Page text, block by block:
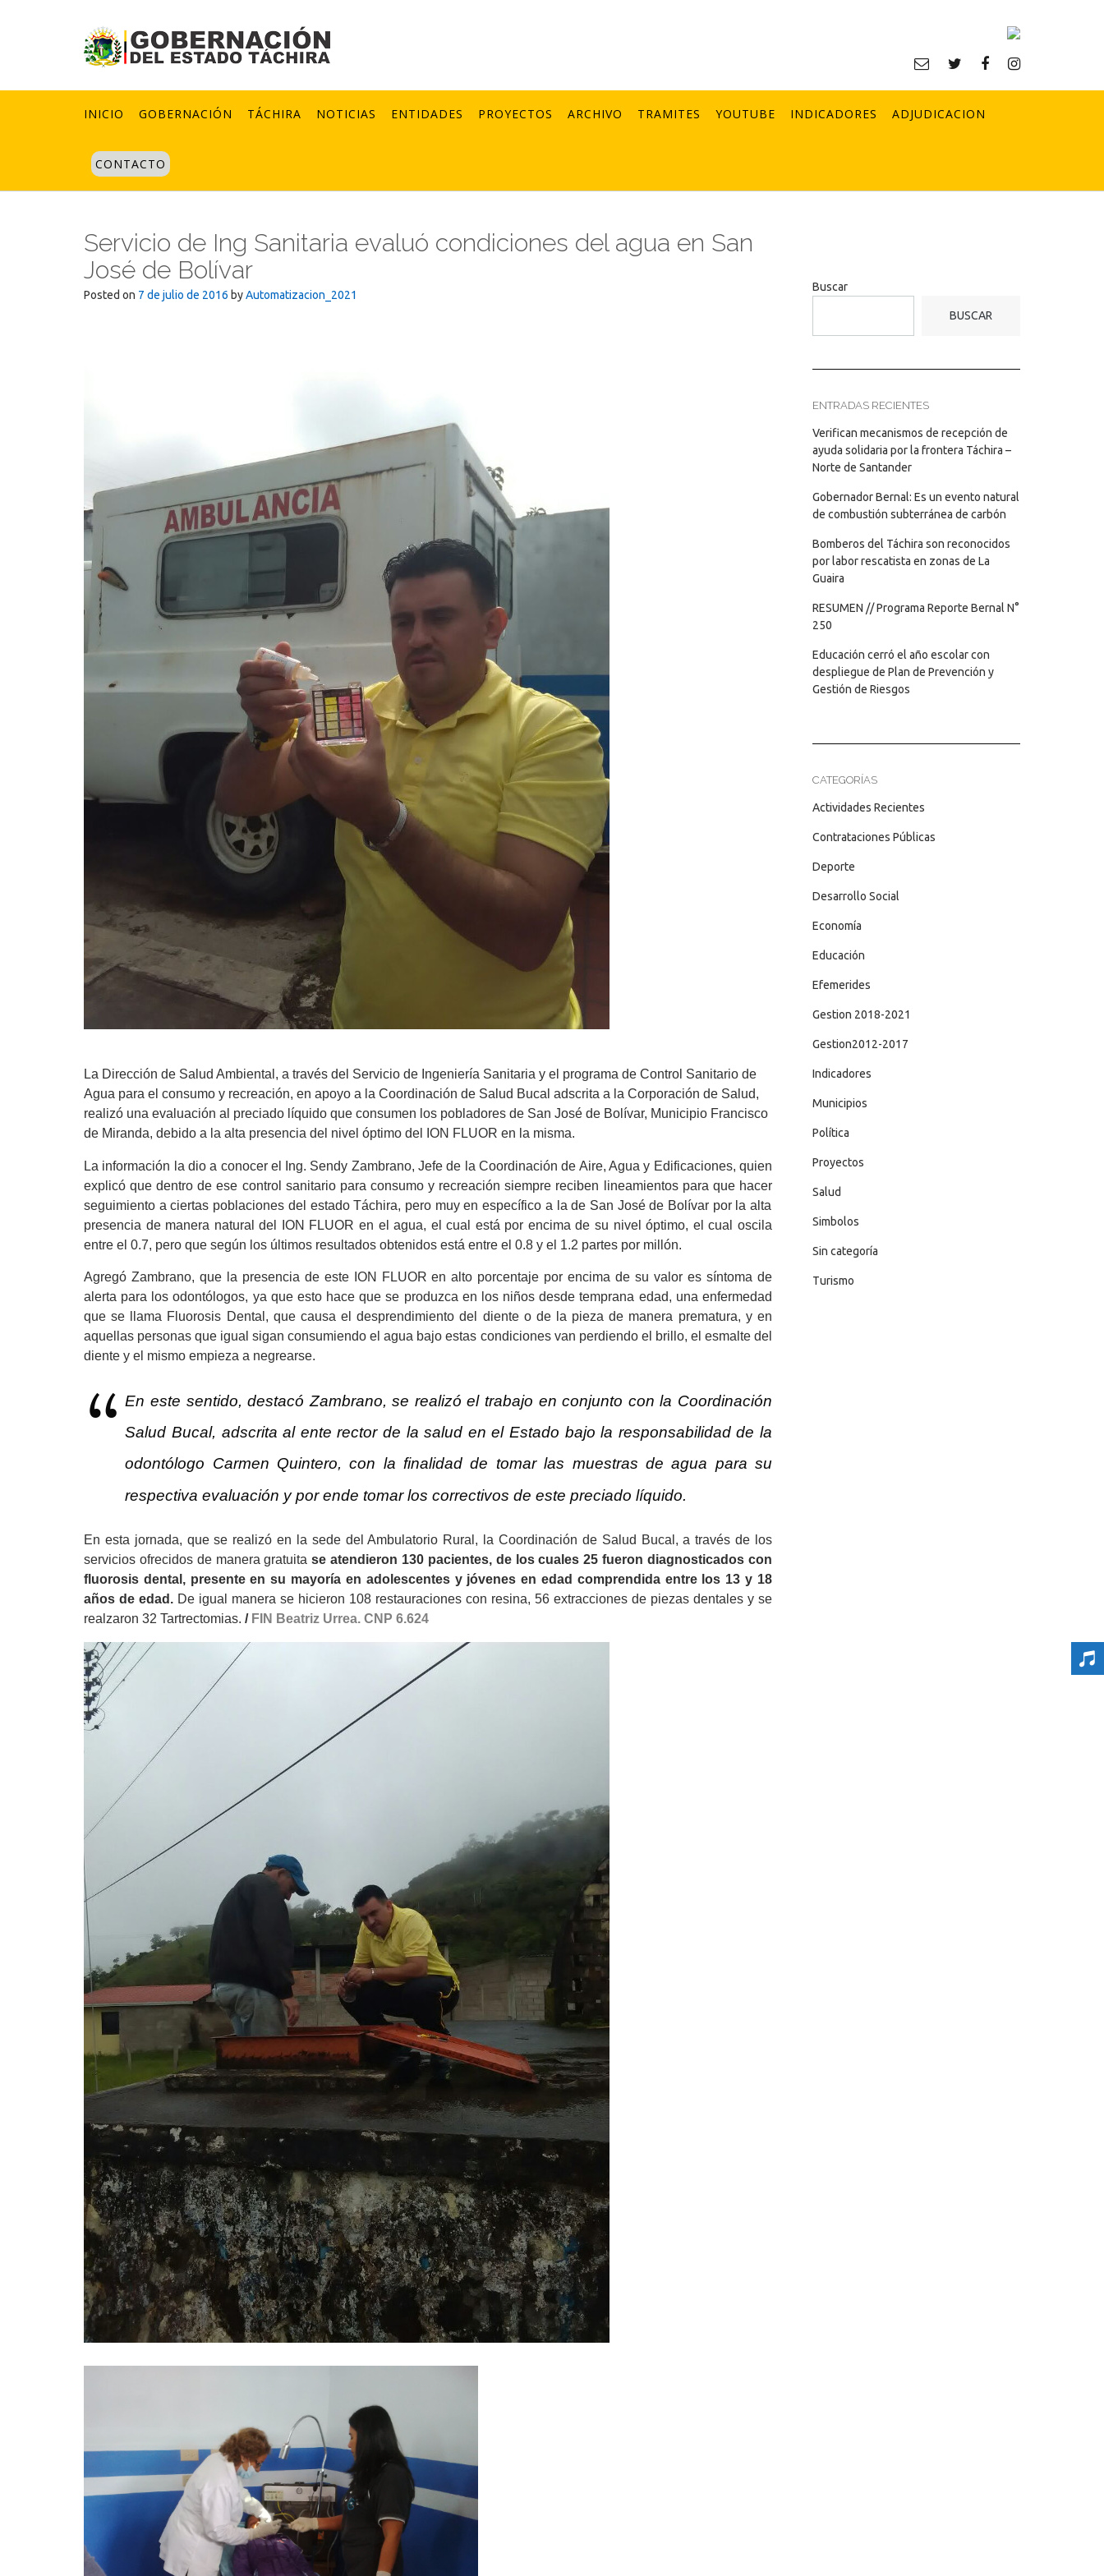
INICIO GOBERNACIÓN TÁCHIRA NOTICIAS ENTIDADES PROYECTOS ARCHIVO TRAMITES YOUTUBE INDICADORES ADJUDICACION
CONTACTO
Servicio de Ing Sanitaria evaluó condiciones del agua en San
José de Bolívar
Posted on 7 de julio de 2016 byAutomatizacion_2021
La Dirección de Salud Ambiental, a través del Servicio de Ingeniería Sanitaria y el programa de Control Sanitario de
Agua para el consumo y recreación, en apoyo a la Coordinación de Salud Bucal adscrita a la Corporación de Salud,
realizó una evaluación al preciado líquido que consumen los pobladores de San José de Bolívar, Municipio Francisco
de Miranda, debido a la alta presencia del nivel óptimo del ION FLUOR en la misma.
La información la dio a conocer el Ing. Sendy Zambrano, Jefe de la Coordinación de Aire, Agua y Edificaciones, quien
explicó que dentro de ese control sanitario para consumo y recreación siempre reciben lineamientos para que hacer
seguimiento a ciertas poblaciones del estado Táchira, pero muy en específico a la de San José de Bolívar por la alta
presencia de manera natural del ION FLUOR en el agua, el cual está por encima de su nivelóptimo, el cual oscila
entre el 0.7, pero que según los últimos resultados obtenidos está entre el 0.8 y el 1.2 partes por millón.
Agregó Zambrano, que la presencia de este ION FLUOR en alto porcentaje por encima de su valor es síntoma de
alerta para los odontó logos, ya que esto hace que se produzca en los niños desde temprana edad, una enfermedad
que se llama Fluorosis Dental, que causa el desprendimiento del diente o de la pieza de manera prematura, y en
aquellas personas que igual sigan consumiendo el agua bajo estas condiciones van perdiendo el brillo, el esmalte del
diente y el mismo empieza a negrearse.
En este sentido, destacó Zambrano, se realizó el trabajo en conjunto con la Coordinación
Salud Bucal, adscrita al ente rector de la salud en el Estado bajo la responsabilidad de la
odontólogo Carmen Quintero, con la finalidad de tomar las muestras de agua para su
respectiva evaluación y por ende tomar los correctivos de este preciado líquido.
En esta jornada, que se realizóen la sede del Ambulatorio Rural, la Coordinación de Salud Bucal, a través de los
servicios ofrecidos de manera gratuitase atendieron 130 pacientes, de los cuales 25 fueron diagnosticados con
fluorosis dental, presente en su mayoría en adolescentes y jóvenes en edad comprendida entre los 13 y 18
años de edad. De igual manera se hicieron 108 restauraciones con resina, 56 extracciones de piezas dentales y se
realzaron 32 Tartrectomias. / FIN Beatriz Urrea. CNP 6.624
Buscar
BUSCAR
ENTRADAS RECIENTES
Verifican mecanismos de recepción de
ayuda solidaria por la frontera Táchira –
Norte de Santander
Gobernador Bernal: Es un evento natural
de combustión subterránea de carbón
Bomberos del Táchira son reconocidos
por labor rescatista en zonas de La
Guaira
RESUMEN // Programa Reporte Bernal N°
250
Educación cerró el año escolar con
despliegue de Plan de Prevención y
Gestión de Riesgos
CATEGORÍAS
Actividades Recientes
Contrataciones Públicas
Deporte
Desarrollo Social
Economía
Educación
Efemerides
Gestion 2018-2021
Gestion2012-2017
Indicadores
Municipios
Política
Proyectos
Salud
Simbolos
Sin categoría
Turismo